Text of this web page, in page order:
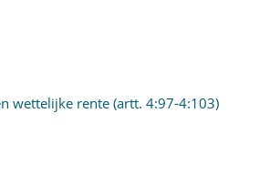
wettelijke rente (artt. 4:97-4:103)